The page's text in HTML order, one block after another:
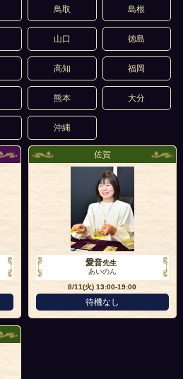
鳥取 島根
山口 徳島
高知 福岡
熊本 大分
沖縄
佐賀
愛音先生
あいのん
8/11(火)13:00-19:00
待機なし